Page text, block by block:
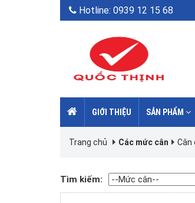
Hotline: 0939 12 15 68
GIỚI THIỆU SẢN PHẨM
Trang chủ Các mức cân Cân
Tìm kiếm: